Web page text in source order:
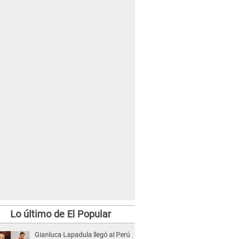
Lo último de El Popular
Gianluca Lapadula llegó al Perú